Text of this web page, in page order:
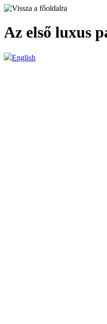
Az első luxus
English